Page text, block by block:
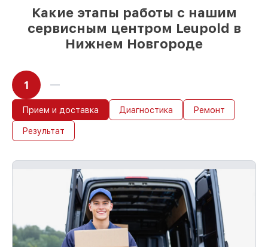
Какие этапы работы с нашим
сервисным центром Leupold в
Нижнем Новгороде
1
Прием и доставка Диагностика Ремонт
Результат